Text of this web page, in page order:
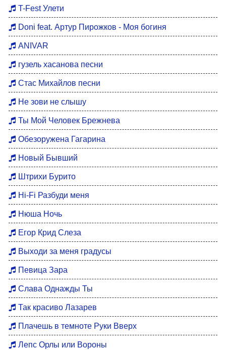
Мы больше не вдвоем
Hits 80
Eastern hits
Motivation for training
DFM Remix
T-Fest Улети
Doni feat. Артур Пирожков - Моя богиня
ANIVAR
гузель хасанова песни
Стас Михайлов песни
Не зови не слышу
Ты Мой Человек Брежнева
Обезоружена Гагарина
Новый Бывший
Штрихи Бурито
Hi-Fi Разбуди меня
Нюша Ночь
Егор Крид Слеза
Выходи за меня градусы
Певица Зара
Слава Однажды Ты
Так красиво Лазарев
Плачешь в темноте Руки Вверх
Лепс Орлы или Вороны